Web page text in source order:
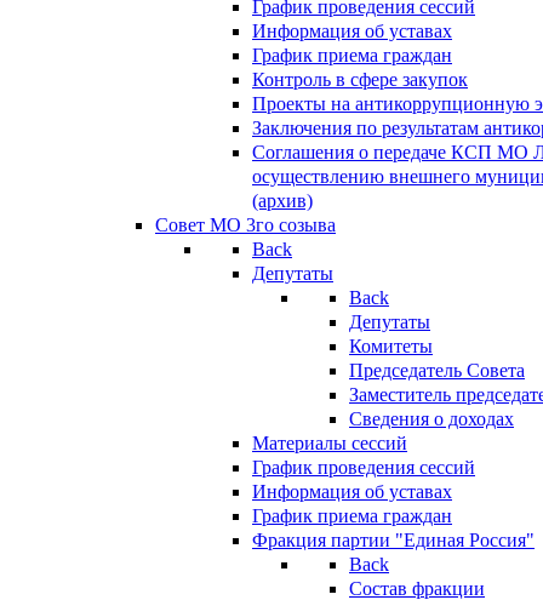
График проведения сессий
Информация об уставах
График приема граждан
Контроль в сфере закупок
Проекты на антикоррупционную
Заключения по результатам
Соглашения о передаче КСП МО
осуществлению внешнего
(архив)
Совет МО 3го созыва
Back
Депутаты
Back
Депутаты
Комитеты
Председатель Совета
Заместитель
Сведения о доходах
Материалы сессий
График проведения сессий
Информация об уставах
График приема граждан
Фракция партии "Единая Россия"
Back
Состав фракции